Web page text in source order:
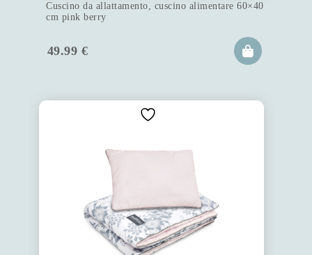
Cuscino da allattamento, cuscino alimentare 60×40
cm pink berry
49.99 €